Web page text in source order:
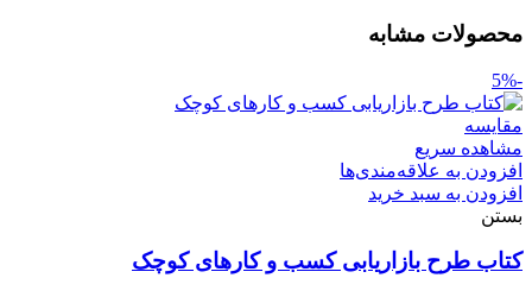
محصولات مشابه
-5%
مقایسه
مشاهده سریع
افزودن به علاقه‌مندی‌ها
افزودن به سبد خرید
بستن
کتاب طرح بازاریابی کسب‌ و‌ کارهای کوچک